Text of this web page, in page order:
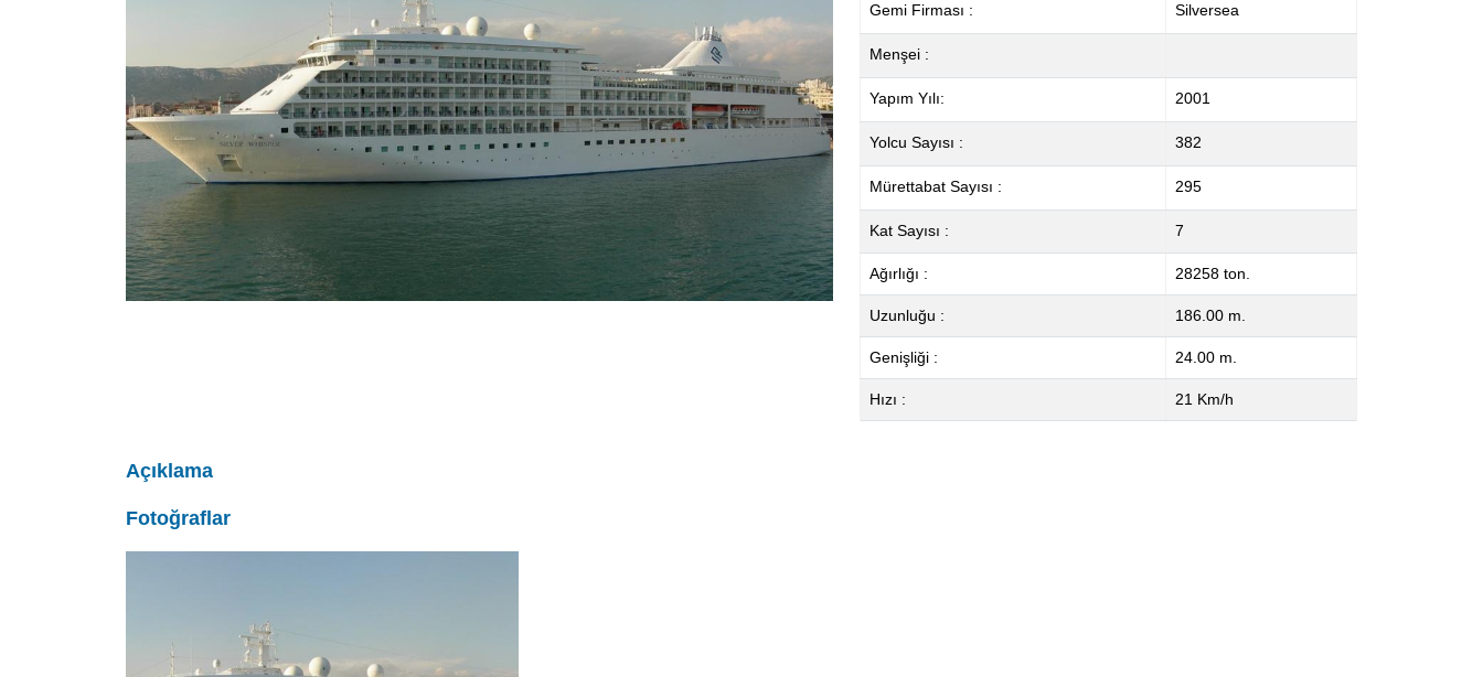
Gemi Firması : Silversea
Menşei :
Yapım Yılı: 2001
Yolcu Sayısı : 382
Mürettabat Sayısı : 295
Kat Sayısı : 7
Ağırlığı : 28258 ton.
Uzunluğu : 186.00 m.
Genişliği : 24.00 m.
Hızı : 21 Km/h
Açıklama
Fotoğraflar